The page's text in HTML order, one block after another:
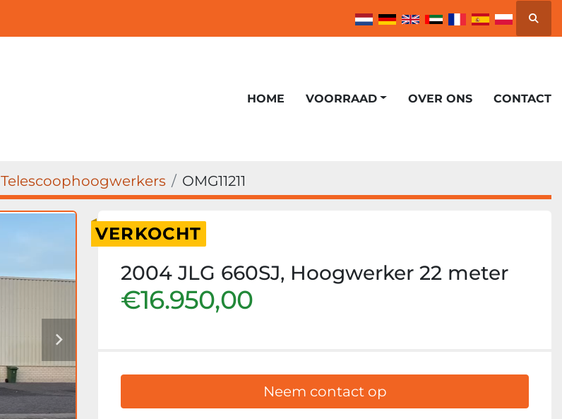
Zoek
HOME VOORRAAD OVER ONS CONTACT
Telescoophoogwerkers OMG11211
VERKOCHT
2004 JLG 660SJ, Hoogwerker 22 meter
€16.950,00
Neem contact op